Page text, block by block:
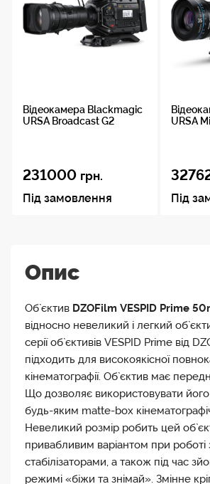
Відеокамера Blackmagic
URSA Broadcast G2
231000 грн.
Під замовлення
URSA
Під
Опис
Об`єктив DZOFilm VESPID Prime
відносно невеликий і легкий
серії об`єктивів VESPID Prime від
підходить для високоякісної
кінематографії. Об`єктив має
Що дозволяє використовувати
будь-яким matte-box
Невеликий розмір робить цей
привабливим варіантом при
стабілізаторами, а також під час
режимі «біжи та знімай». Змінне